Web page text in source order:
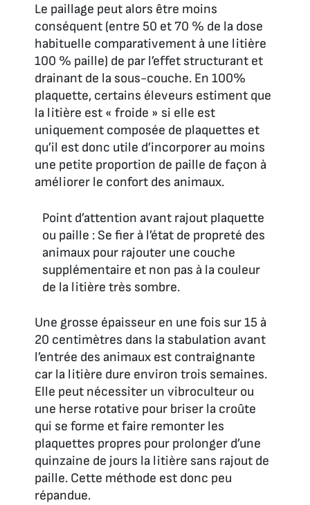
Le paillage peut alors être moins
conséquent (entre 50 et 70 % de la dose
habituelle comparativement à une litière
100 % paille) de par l’effet structurant et
drainant de la sous-couche. En 100%
plaquette, certains éleveurs estiment que
la litière est « froide » si elle est
uniquement composée de plaquettes et
qu’il est donc utile d’incorporer au moins
une petite proportion de paille de façon à
améliorer le confort des animaux.
Point d’attention avant rajout plaquette
ou paille : Se fier à l’état de propreté des
animaux pour rajouter une couche
supplémentaire et non pas à la couleur
de la litière très sombre.
Une grosse épaisseur en une fois sur 15 à
20 centimètres dans la stabulation avant
l’entrée des animaux est contraignante
car la litière dure environ trois semaines.
Elle peut nécessiter un vibroculteur ou
une herse rotative pour briser la croûte
qui se forme et faire remonter les
plaquettes propres pour prolonger d’une
quinzaine de jours la litière sans rajout de
paille. Cette méthode est donc peu
répandue.